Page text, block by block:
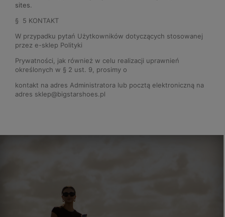
sites.
§ 5 KONTAKT
W przypadku pytań Użytkowników dotyczących stosowanej
przez e-sklep Polityki
Prywatności, jak również w celu realizacji uprawnień
określonych w § 2 ust. 9, prosimy o
kontakt na adres Administratora lub pocztą elektroniczną na
adres sklep@bigstarshoes.pl